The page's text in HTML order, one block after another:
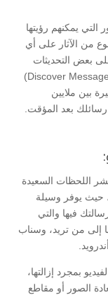
يمكنهم رؤيتها
من الآثار على أي
بعض التحديثات
الأخيرة مع ميزات فريدة ومثيرة للاهتمام مثل (Discover Messages)
بين ملايين
بعد المؤقت.
اللحظات السعيدة
حيث يوفر وسيلة
فيها والتي
إلى من تريد، وسناب
بمجرد إزالتها،
الصور أو مقاطع